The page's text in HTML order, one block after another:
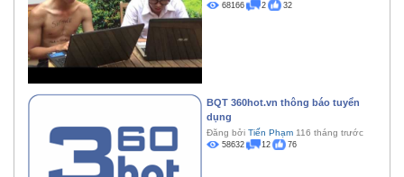
68166 2 32
BQT 360hot.vn thông báo tuyển
dụng
Đăng bởi Tiến Phạm 116 tháng trước
58632 12 76